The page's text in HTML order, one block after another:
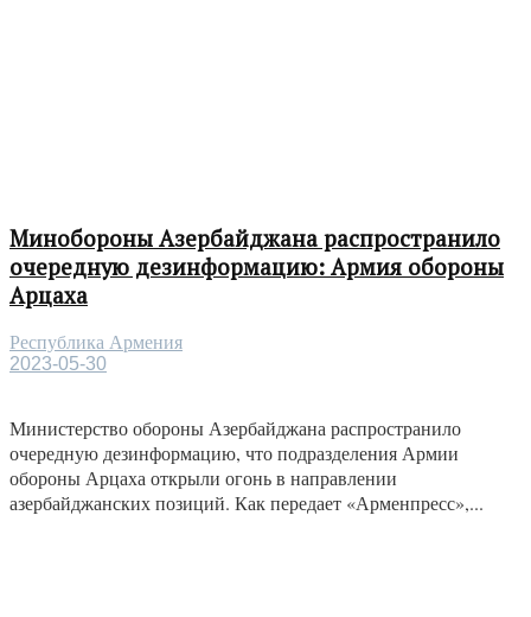
Минобороны Азербайджана распространило
очередную дезинформацию: Армия обороны
Арцаха
Республика Армения
2023-05-30
Министерство обороны Азербайджана распространило
очередную дезинформацию, что подразделения Армии
обороны Арцаха открыли огонь в направлении
азербайджанских позиций. Как передает «Арменпресс»,...